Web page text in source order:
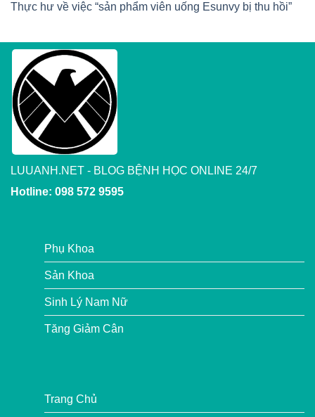
Thực hư về việc “sản phẩm viên uống Esunvy bị thu hồi”
LUUANH.NET - BLOG BỆNH HỌC ONLINE 24/7
Hotline: 098 572 9595
Phụ Khoa
Sản Khoa
Sinh Lý Nam Nữ
Tăng Giảm Cân
Trang Chủ